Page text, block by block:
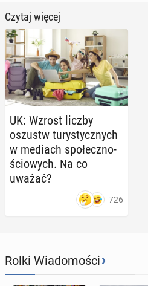
Czytaj więcej
UK: Wzrost liczby
oszustw tu­ry­stycz­nych
w mediach spo­łecz­no­
ścio­wych. Na co
uważać?
726
Rolki Wiadomości›